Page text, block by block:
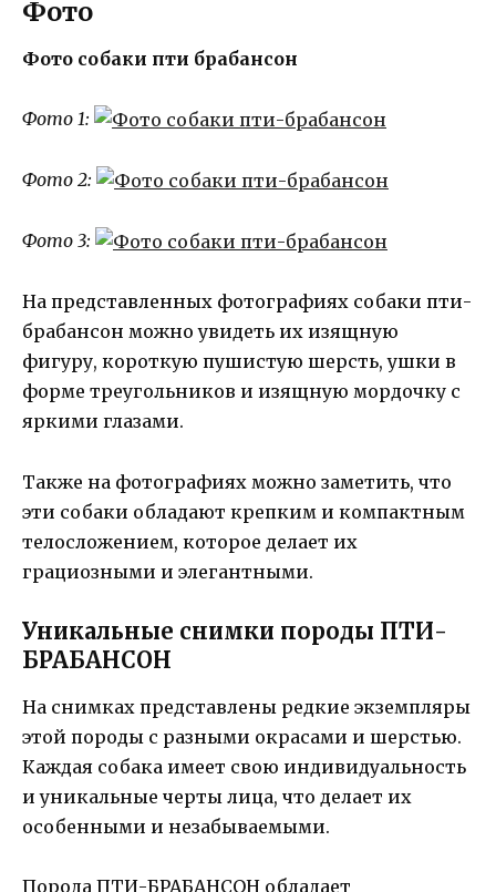
Фото
Фото собаки пти брабансон
Фото 1:
Фото 2:
Фото 3:
На представленных фотографиях собаки пти-
брабансон можно увидеть их изящную
фигуру, короткую пушистую шерсть, ушки в
форме треугольников и изящную мордочку с
яркими глазами.
Также на фотографиях можно заметить, что
эти собаки обладают крепким и компактным
телосложением, которое делает их
грациозными и элегантными.
Уникальные снимки породы ПТИ-
БРАБАНСОН
На снимках представлены редкие экземпляры
этой породы с разными окрасами и шерстью.
Каждая собака имеет свою индивидуальность
и уникальные черты лица, что делает их
особенными и незабываемыми.
Порода ПТИ-БРАБАНСОН обладает